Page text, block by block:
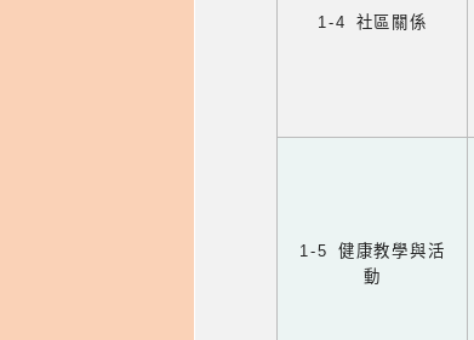
1-4 社區關係
1-5 健康教學與活
動